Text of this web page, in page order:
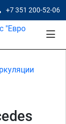
+7 351 200-52-06